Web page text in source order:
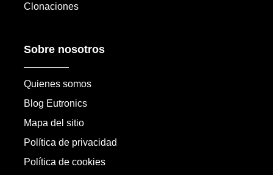
Clonaciones
Sobre nosotros
Quienes somos
Blog Eutronics
Mapa del sitio
Política de privacidad
Política de cookies